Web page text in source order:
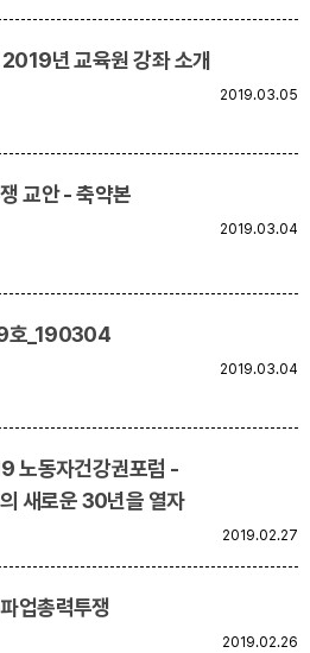
년 교육원 강좌 소개
2019.03.05
교안 - 축약본
2019.03.04
호_190304
2019.03.04
노동자건강권포럼 -
새로운 30년을 열자
2019.02.27
업총력투쟁
2019.02.26